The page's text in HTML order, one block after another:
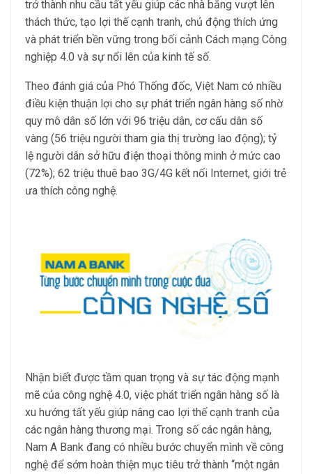
trở thành nhu cầu tất yếu giúp các nhà băng vượt lên
thách thức, tạo lợi thế cạnh tranh, chủ động thích ứng
và phát triển bền vững trong bối cảnh Cách mạng Công
nghiệp 4.0 và sự nổi lên của kinh tế số.
Theo đánh giá của Phó Thống đốc, Việt Nam có nhiều
điều kiện thuận lợi cho sự phát triển ngân hàng số nhờ
quy mô dân số lớn với 96 triệu dân, cơ cấu dân số
vàng (56 triệu người tham gia thị trường lao động); tỷ
lệ người dân sở hữu điện thoại thông minh ở mức cao
(72%); 62 triệu thuê bao 3G/4G kết nối Internet, giới trẻ
ưa thích công nghệ.
Nhận biết được tầm quan trọng và sự tác động mạnh
mẽ của công nghệ 4.0, việc phát triển ngân hàng số là
xu hướng tất yếu giúp nâng cao lợi thế cạnh tranh của
các ngân hàng thương mại. Trong số các ngân hàng,
Nam A Bank đang có nhiều bước chuyển mình về công
nghệ để sớm hoàn thiện mục tiêu trở thành “một ngân